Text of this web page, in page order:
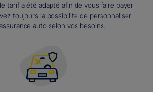
tarif a été adapté afin de vous faire payer
toujours la possibilité de personnaliser
auto selon vos besoins.